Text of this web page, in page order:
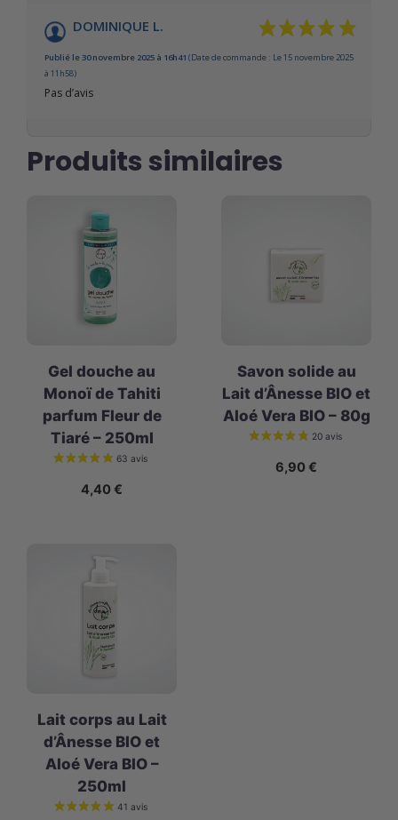
DOMINIQUE L.
Publié le 30 novembre 2025 à 16h41 (Date de commande : Le 15 novembre 2025
à 11h58)
Pas d’avis
Produits similaires
Gel douche au
Monoï de Tahiti
parfum Fleur de
Tiaré – 250ml
4,40 €
Savon solide au
Lait d’Ânesse BIO et
Aloé Vera BIO – 80g
6,90 €
Lait corps au Lait
d’Ânesse BIO et
Aloé Vera BIO –
250ml